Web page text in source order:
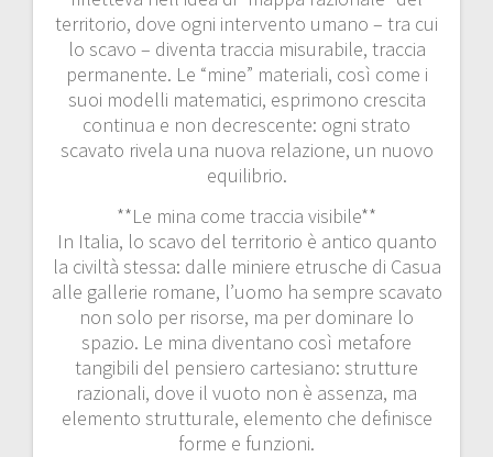
territorio, dove ogni intervento umano – tra cui
lo scavo – diventa traccia misurabile, traccia
permanente. Le “mine” materiali, così come i
suoi modelli matematici, esprimono crescita
continua e non decrescente: ogni strato
scavato rivela una nuova relazione, un nuovo
equilibrio.
**Le mina come traccia visibile**
In Italia, lo scavo del territorio è antico quanto
la civiltà stessa: dalle miniere etrusche di Casua
alle gallerie romane, l’uomo ha sempre scavato
non solo per risorse, ma per dominare lo
spazio. Le mina diventano così metafore
tangibili del pensiero cartesiano: strutture
razionali, dove il vuoto non è assenza, ma
elemento strutturale, elemento che definisce
forme e funzioni.